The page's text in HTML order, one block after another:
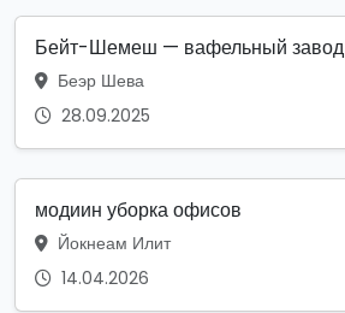
Бейт-Шемеш — вафельный завод
Беэр Шева
28.09.2025
модиин уборка офисов
Йокнеам Илит
14.04.2026